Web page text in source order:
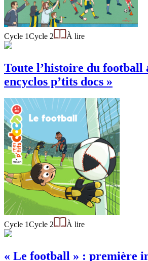
Cycle 1Cycle 2 À lire
Toute l’histoire du football
encyclos p’tits docs »
Cycle 1Cycle 2 À lire
« Le football » : première